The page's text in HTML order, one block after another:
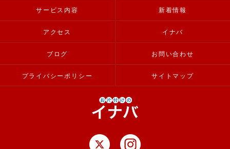
サービス内容 新着情報
アクセス イナバ
ブログ お問い合わせ
プライバシーポリシー サイトマップ